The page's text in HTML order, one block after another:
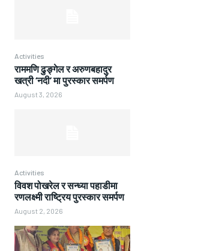
Activities
राममणि ढुङ्गेल र अरुणबहादुर
खत्री ‘नदी’ मा पुरस्कार समर्पण
August 3, 2026
Activities
विवश पोखरेल र सन्ध्या पहाडीमा
रणलक्ष्मी राष्ट्रिय पुरस्कार समर्पण
August 2, 2026